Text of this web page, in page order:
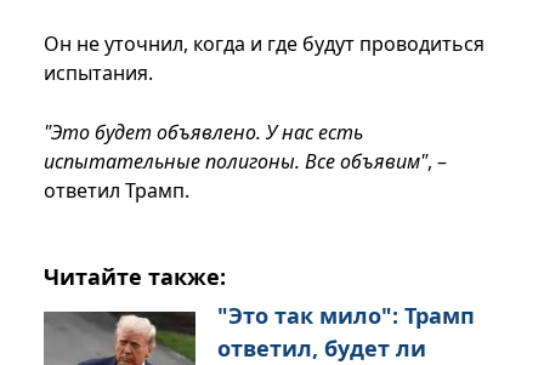
Он не уточнил, когда и где будут проводиться
испытания.
"Это будет объявлено. У нас есть
испытательные полигоны. Все объявим", –
ответил Трамп.
Читайте также:
"Это так мило": Трамп
ответил, будет ли